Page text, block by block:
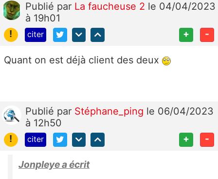
Publié par La faucheuse 2 le 04/04/2023
à 19h01
!
citer + -
Quant on est déjà client des deux
Publié par Stéphane_ping le 06/04/2023
à 12h50
!
citer + -
Jonpleye a écrit